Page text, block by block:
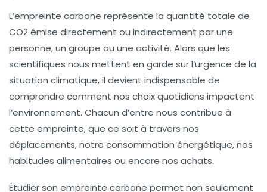
L’empreinte carbone représente la quantité totale de
CO2émise directement ou indirectement par une
personne, un groupe ou une activité. Alors que les
scientifiques nous mettent en garde sur l’urgence de la
situation climatique, il devient indispensable de
comprendre comment nos choix quotidiens impactent
l’environnement. Chacun d’entre nous contribue à
cette empreinte, que ce soit à travers nos
déplacements, notre consommation énergétique, nos
habitudes alimentaires ou encore nos achats.
Étudier son empreinte carbone permet non seulement